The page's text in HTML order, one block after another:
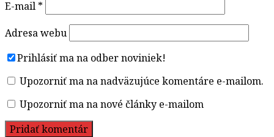
E-mail *
Adresa webu
Prihlásiť ma na odber noviniek!
Upozorniť ma na nadväzujúce komentáre e-mailom.
Upozorniť ma na nové články e-mailom